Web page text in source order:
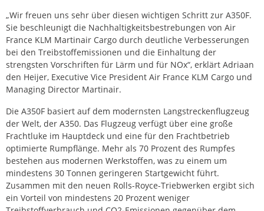
„Wir freuen uns sehr über diesen wichtigen Schritt zur A350F.
Sie beschleunigt die Nachhaltigkeitsbestrebungen von Air
France KLM Martinair Cargo durch deutliche Verbesserungen
bei den Treibstoffemissionen und die Einhaltung der
strengsten Vorschriften für Lärm und für NOx“, erklärt Adriaan
den Heijer, Executive Vice President Air France KLM Cargo und
Managing Director Martinair.
Die A350F basiert auf dem modernsten Langstreckenflugzeug
der Welt, der A350. Das Flugzeug verfügt über eine große
Frachtluke im Hauptdeck und eine für den Frachtbetrieb
optimierte Rumpflänge. Mehr als 70 Prozent des Rumpfes
bestehen aus modernen Werkstoffen, was zu einem um
mindestens 30 Tonnen geringeren Startgewicht führt.
Zusammen mit den neuen Rolls-Royce-Triebwerken ergibt sich
ein Vorteil von mindestens 20 Prozent weniger